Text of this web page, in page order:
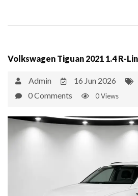
Volkswagen Tiguan 2021 1.4 R-
Admin
16 Jun 2026
0 Comments
0 Views